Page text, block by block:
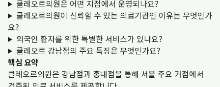
클레오르의원은 어떤 지점에서 운영되나요?
클레오르의원이 신뢰할 수 있는 의료기관인 이유는 무엇인가
요?
외국인 환자를 위한 특별한 서비스가 있나요?
클레오르 강남점의 주요 특징은 무엇인가요?
핵심 요약
클레오르의원은 강남점과 홍대점을 통해 서울 주요 거점에서